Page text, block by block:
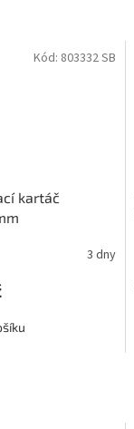
kartáč
3 dny
Kód: 803332 SB